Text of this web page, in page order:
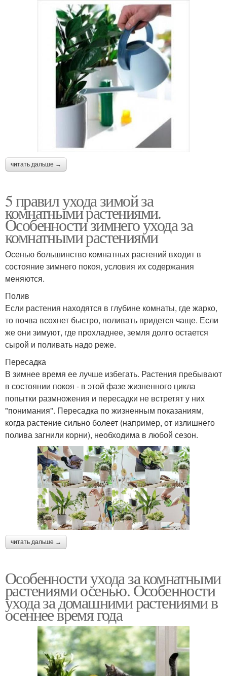
читать дальше →
5 правил ухода зимой за
комнатными растениями.
Особенности зимнего ухода за
комнатными растениями
Осенью большинство комнатных растений входит в
состояние зимнего покоя, условия их содержания
меняются.
Полив
Если растения находятся в глубине комнаты, где жарко,
то почва всохнет быстро, поливать придется чаще. Если
же они зимуют, где прохладнее, земля долго остается
сырой и поливать надо реже.
Пересадка
В зимнее время ее лучше избегать. Растения пребывают
в состоянии покоя - в этой фазе жизненного цикла
попытки размножения и пересадки не встретят у них
"понимания". Пересадка по жизненным показаниям,
когда растение сильно болеет (например, от излишнего
полива загнили корни), необходима в любой сезон.
читать дальше →
Особенности ухода за комнатными
растениями осенью. Особенности
ухода за домашними растениями в
осеннее время года